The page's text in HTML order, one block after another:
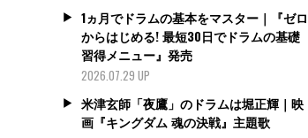
1ヵ月でドラムの基本をマスター｜『ゼロ
からはじめる! 最短30日でドラムの基礎
習得メニュー』発売
2026.07.29 UP
米津玄師「夜鷹」のドラムは堀正輝｜映
画『キングダム 魂の決戦』主題歌